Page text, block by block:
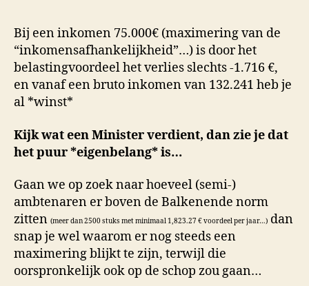
Bij een inkomen 75.000€ (maximering van de
“inkomensafhankelijkheid”…) is door het
belastingvoordeel het verlies slechts -1.716 €,
en vanaf een bruto inkomen van 132.241 heb je
al *winst*
Kijk wat een Minister verdient, dan zie je dat
het puur *eigenbelang* is…
Gaan we op zoek naar hoeveel (semi-)
ambtenaren er boven de Balkenende norm
zitten (meer dan 2500 stuks met minimaal 1,823.27 € voordeel per jaar…) dan
snap je wel waarom er nog steeds een
maximering blijkt te zijn, terwijl die
oorspronkelijk ook op de schop zou gaan…